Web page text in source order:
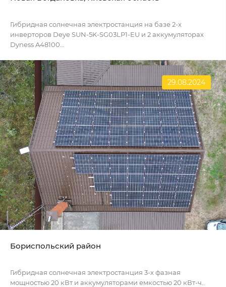
Гибридная солнечная электростанция на базе 2-х
инверторов Deye SUN-5K-SG03LP1-EU и 2 аккумуляторах
Dyness A48100...
29.08.2024
Бориспольский район
Гибридная солнечная электростанция 3-х фазная
мощностью 20 кВт и аккумуляторами емкостью 20 кВт-ч..